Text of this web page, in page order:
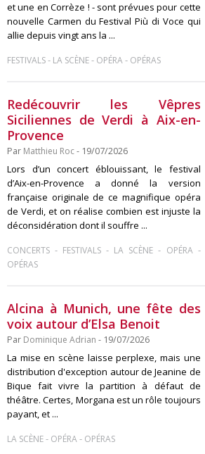
et une en Corrèze ! - sont prévues pour cette
nouvelle Carmen du Festival Più di Voce qui
allie depuis vingt ans la ...
FESTIVALS- LA SCÈNE- OPÉRA- OPÉRAS
Redécouvrir les Vêpres
Siciliennes de Verdi à Aix-en-
Provence
Par Matthieu Roc- 19/07/2026
Lors d’un concert éblouissant, le festival
d’Aix-en-Provence a donné la version
française originale de ce magnifique opéra
de Verdi, et on réalise combien est injuste la
déconsidération dont il souffre ...
CONCERTS - FESTIVALS - LA SCÈNE - OPÉRA-
OPÉRAS
Alcina à Munich, une fête des
voix autour d’Elsa Benoit
Par Dominique Adrian - 19/07/2026
La mise en scène laisse perplexe, mais une
distribution d'exception autour de Jeanine de
Bique fait vivre la partition à défaut de
théâtre. Certes, Morgana est un rôle toujours
payant, et ...
LA SCÈNE- OPÉRA- OPÉRAS